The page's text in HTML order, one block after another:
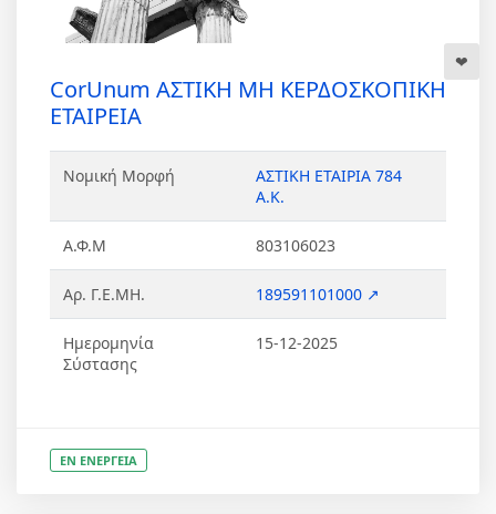
CorUnum ΑΣΤΙΚΗ ΜΗ ΚΕΡΔΟΣΚΟΠΙΚΗ
ΕΤΑΙΡΕΙΑ
Νομική Μορφή
ΑΣΤΙΚΗ ΕΤΑΙΡΙΑ 784
Α.Κ.
Α.Φ.Μ 803106023
Αρ. Γ.Ε.ΜΗ. 189591101000 ↗
Ημερομηνία
Σύστασης
15-12-2025
ΕΝ ΕΝΕΡΓΕΙΑ